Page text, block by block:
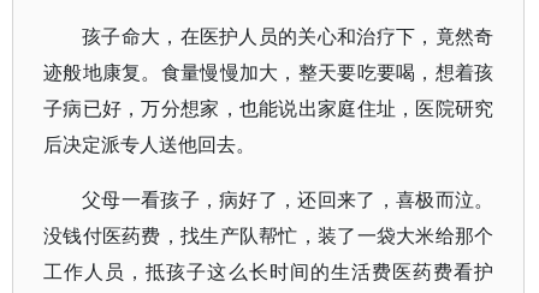
孩子命大，在医护人员的关心和治疗下，竟然奇
迹般地康复。食量慢慢加大，整天要吃要喝，想着孩
子病已好，万分想家，也能说出家庭住址，医院研究
后决定派专人送他回去。
父母一看孩子，病好了，还回来了，喜极而泣。
没钱付医药费，找生产队帮忙，装了一袋大米给那个
工作人员，抵孩子这么长时间的生活费医药费看护